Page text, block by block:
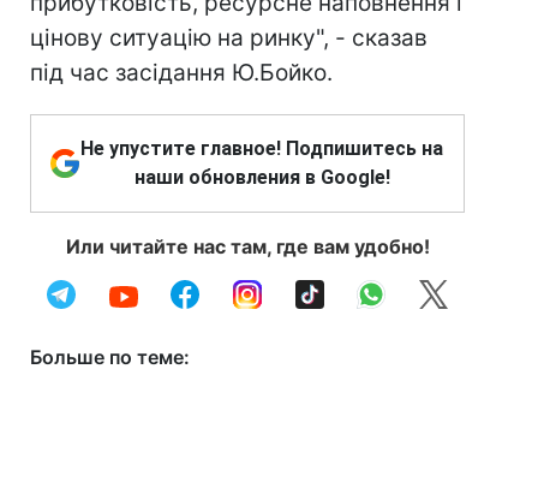
цінову ситуацію на ринку", - сказав
під час засідання Ю.Бойко.
Не упустите главное! Подпишитесь на
наши обновления в Google!
Или читайте нас там, где вам удобно!
Больше по теме: